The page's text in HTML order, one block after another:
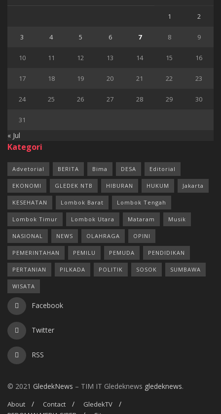
1 2
3 4 5 6 7 8 9
10 11 12 13 14 15 16
17 18 19 20 21 22 23
24 25 26 27 28 29 30
31
« Jul
Kategori
Advetorial BERITA Bima DESA Editorial
EKONOMI GLEDEK NTB HIBURAN HUKUM Jakarta
KESEHATAN Lombok Barat Lombok Tengah
Lombok Timur Lombok Utara Mataram Musik
NASIONAL NEWS OLAHRAGA OPINI
PEMERINTAHAN PEMILU PEMUDA PENDIDIKAN
PERTANIAN PILKADA POLITIK SOSOK SUMBAWA
WISATA
Facebook
Twitter
RSS
© 2021 GledekNews – TIM IT Gledeknews gledeknews.
About Contact
GledekTV